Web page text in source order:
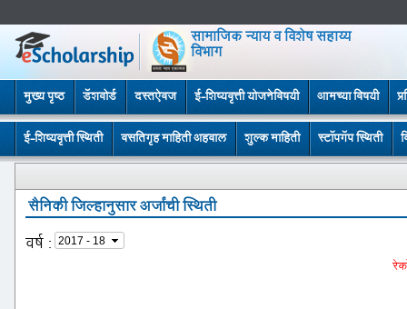
सामाजिक न्याय व विशेष सहाय्य
विभाग
मुख्य पृष्ठ डॅशबोर्ड दस्तऐवज ई-शिष्यवृत्ती योजनेविषयी आमच्या विषयी
ई-शिष्यवृत्ती स्थिती वसतिगृह माहिती अहवाल शुल्क माहिती स्टॉपगॅप स्थिती
सैनिकी जिल्हानुसार अर्जांची स्थिती
वर्ष :